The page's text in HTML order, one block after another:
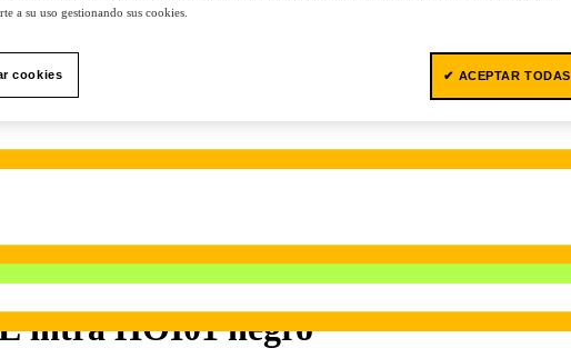
intra HOI01 negro
a su uso gestionando sus cookies.
cookies ✔ ACEPTAR TODAS